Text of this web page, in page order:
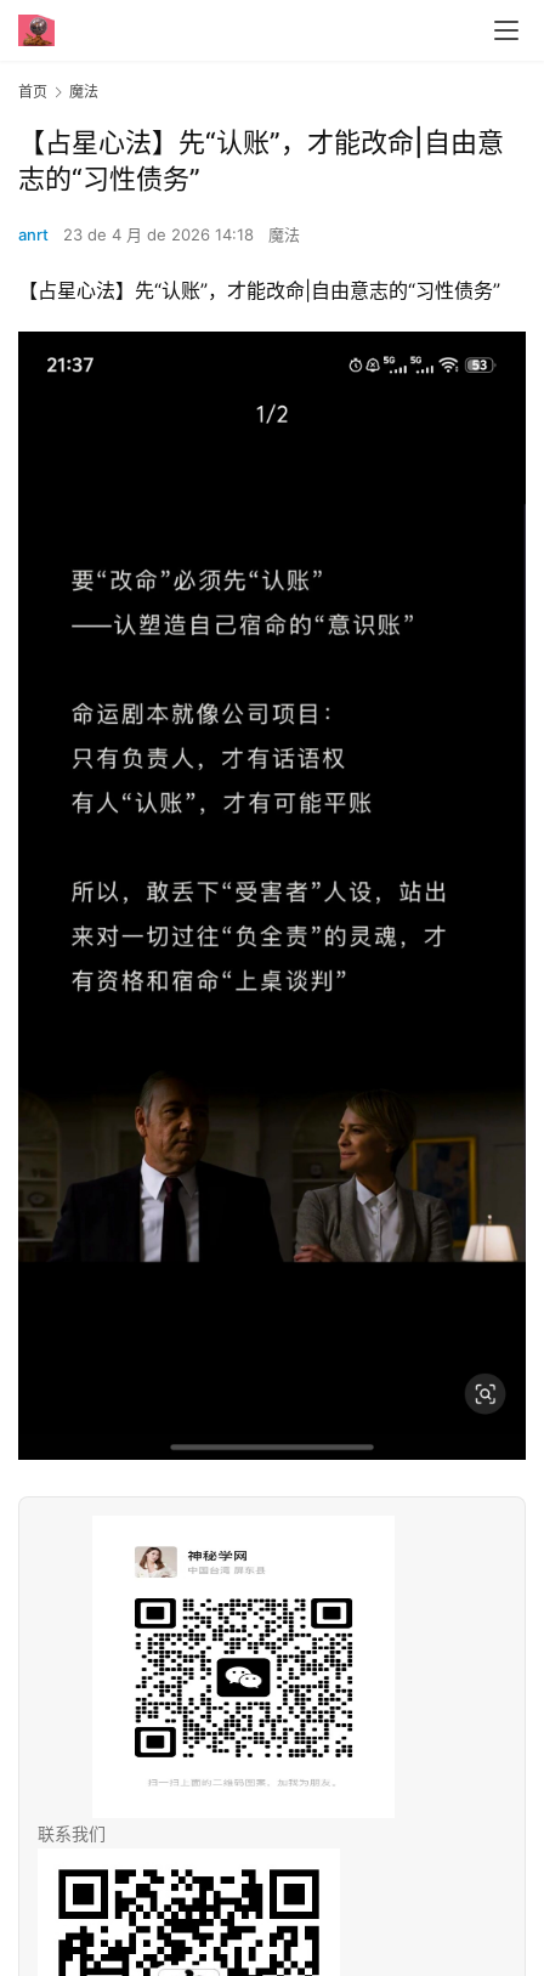
首页 魔法
【占星心法】先“认账”，才能改命|自由意
志的“习性债务”
anrt 23 de 4 月 de 2026 14:18 魔法
【占星心法】先“认账”，才能改命|自由意志的“习性债务”
联系我们